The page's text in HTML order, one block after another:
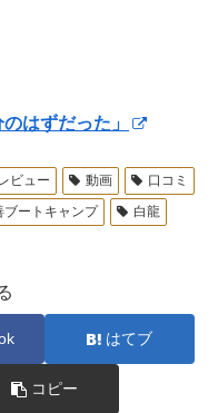
はずだった」
ビュー 動画
口コミ
ブートキャンプ
白龍
はてブ
コピー